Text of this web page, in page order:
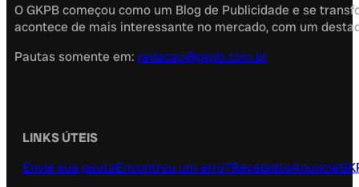
O GKPB começou como um Blog de Publicidade e se
acontece de mais interessante no mercado, com um
Pautas somente em: redacao@gkpb.com.br
LINKS ÚTEIS
Envie sua pautaEncontrou um erro?RecebidosAnuncie